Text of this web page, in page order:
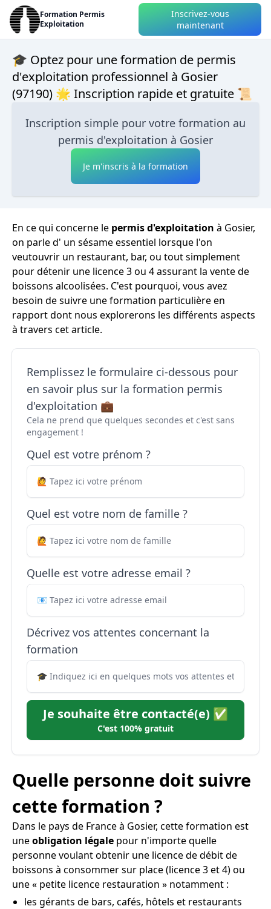
Formation Permis
Exploitation
Inscrivez-vous
maintenant
🎓 Optez pour une formation de permis
d'exploitation professionnel à Gosier
(97190) 🌟 Inscription rapide et gratuite 📜
Inscription simple pour votre formation au
permis d'exploitation à Gosier
Je m'inscris à la formation
En ce qui concerne le permis d'exploitation à Gosier,
on parle d' un sésame essentiel lorsque l'on
veutouvrir un restaurant, bar, ou tout simplement
pour détenir une licence 3 ou 4 assurant la vente de
boissons alcoolisées. C'est pourquoi, vous avez
besoin de suivre une formation particulière en
rapport dont nous explorerons les différents aspects
à travers cet article.
Remplissez le formulaire ci-dessous pour
en savoir plus sur la formation permis
d'exploitation 💼
Cela ne prend que quelques secondes et c'est sans
engagement !
Quel est votre prénom ?
Quel est votre nom de famille ?
Quelle est votre adresse email ?
Décrivez vos attentes concernant la
formation
Je souhaite être contacté(e) ✅
C'est 100% gratuit
Quelle personne doit suivre
cette formation ?
Dans le pays de France à Gosier, cette formation est
uneobligation légale pour n'importe quelle
personne voulant obtenir une licence de débit de
boissons à consommer sur place (licence 3 et 4) ou
une « petite licence restauration » notamment :
les gérants de bars, cafés, hôtels et restaurants